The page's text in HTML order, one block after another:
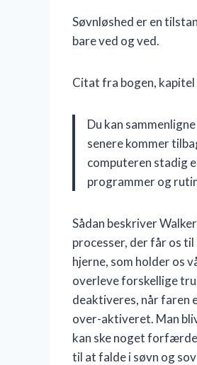
Søvnløshed er en
bare ved og ved.
Citat fra bogen, kapitel
Du kan
senere kommer
computeren stadig
programmer og
Sådan beskriver Walker
processer, der får os
hjerne, som holder os
overleve forskellige
deaktiveres, når faren
over-aktiveret. Man
kan ske noget
til at falde i søvn og